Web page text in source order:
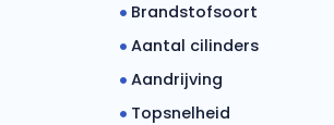
Brandstofsoort
Aantal cilinders
Aandrijving
Topsnelheid